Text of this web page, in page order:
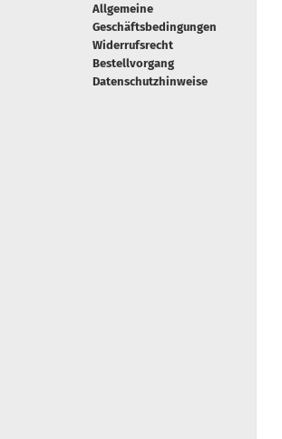
Allgemeine
Geschäftsbedingungen
Widerrufsrecht
Bestellvorgang
Datenschutzhinweise